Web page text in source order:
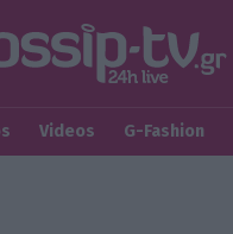
Videos G-Fashion